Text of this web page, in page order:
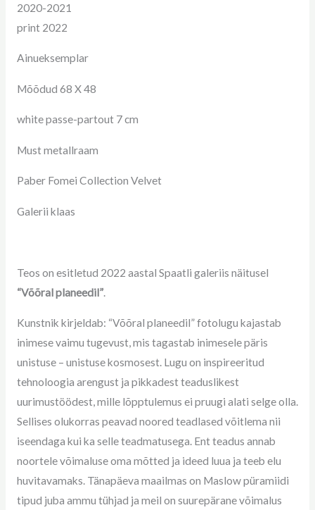
2020-2021
print 2022
Ainueksemplar
Mõõdud 68 X 48
white passe-partout 7 cm
Must metallraam
Paber Fomei Collection Velvet
Galerii klaas
Teos on esitletud 2022 aastal Spaatli galeriis näitusel
“Võõral planeedil”.
Kunstnik kirjeldab: “Võõral planeedil” fotolugu kajastab
inimese vaimu tugevust, mis tagastab inimesele päris
unistuse – unistuse kosmosest. Lugu on inspireeritud
tehnoloogia arengust ja pikkadest teaduslikest
uurimustöödest, mille lõpptulemus ei pruugi alati selge olla.
Sellises olukorras peavad noored teadlased võitlema nii
iseendaga kui ka selle teadmatusega. Ent teadus annab
noortele võimaluse oma mõtted ja ideed luua ja teeb elu
huvitavamaks. Tänapäeva maailmas on Maslow püramiidi
tipud juba ammu tühjad ja meil on suurepärane võimalus